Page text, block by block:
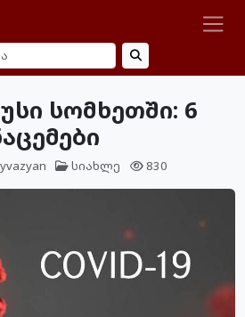
სომხეთში: 6
სიახლე 830